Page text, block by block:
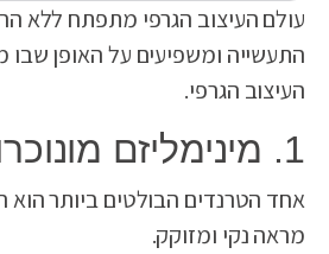
התעשייה ומשפיעים על האופן
העיצוב הגרפי.
1. מינימליזם מונוכרומטי
אחד הטרנדים הבולטים ביותר הוא
מראה נקי ומזוקק.